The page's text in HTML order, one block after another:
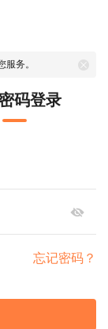
服务。
码登录
忘记密码？